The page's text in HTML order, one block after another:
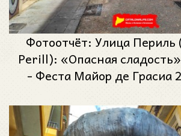
Фотоотчёт: Улица
Perill): «Опасная
- Феста Майор де Грасиа